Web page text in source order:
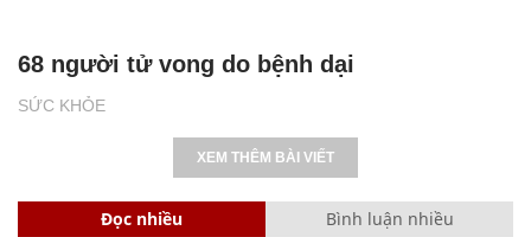
SỨC KHỎE
68 người tử vong do bệnh dại
XEM THÊM BÀI VIẾT
Đọc nhiều Bình luận nhiều